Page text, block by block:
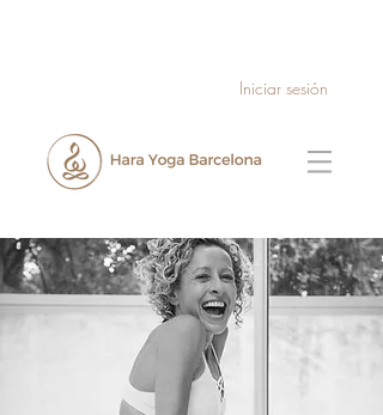
Iniciar sesión